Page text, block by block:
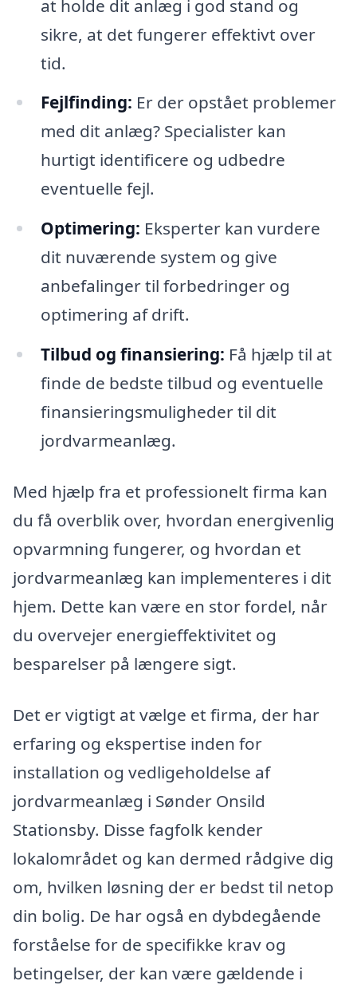
at holde dit anlæg i god stand og
sikre, at det fungerer effektivt over
tid.
Fejlfinding: Er der opstået problemer
med dit anlæg? Specialister kan
hurtigt identificere og udbedre
eventuelle fejl.
Optimering: Eksperter kan vurdere
dit nuværende system og give
anbefalinger til forbedringer og
optimering af drift.
Tilbud og finansiering: Få hjælp til at
finde de bedste tilbud og eventuelle
finansieringsmuligheder til dit
jordvarmeanlæg.
Med hjælp fra et professionelt firma kan
du få overblik over, hvordan energivenlig
opvarmning fungerer, og hvordan et
jordvarmeanlæg kan implementeres i dit
hjem. Dette kan være en stor fordel, når
du overvejer energieffektivitet og
besparelser på længere sigt.
Det er vigtigt at vælge et firma, der har
erfaring og ekspertise inden for
installation og vedligeholdelse af
jordvarmeanlæg i Sønder Onsild
Stationsby. Disse fagfolk kender
lokalområdet og kan dermed rådgive dig
om, hvilken løsning der er bedst til netop
din bolig. De har også en dybdegående
forståelse for de specifikke krav og
betingelser, der kan være gældende i